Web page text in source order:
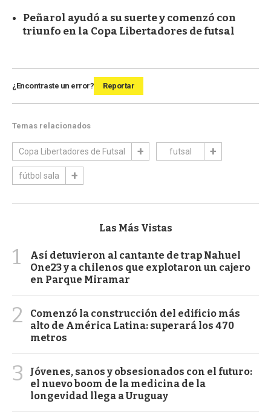
Peñarol ayudó a su suerte y comenzó con
triunfo en la Copa Libertadores de futsal
¿Encontraste un error? Reportar
Temas relacionados
Copa Libertadores de Futsal futsal
fútbol sala
Las Más Vistas
1
Así detuvieron al cantante de trap Nahuel
One23 y a chilenos que explotaron un cajero
en Parque Miramar
2
Comenzó la construcción del edificio más
alto de América Latina: superará los 470
metros
3
Jóvenes, sanos y obsesionados con el futuro:
el nuevo boom de la medicina de la
longevidad llega a Uruguay